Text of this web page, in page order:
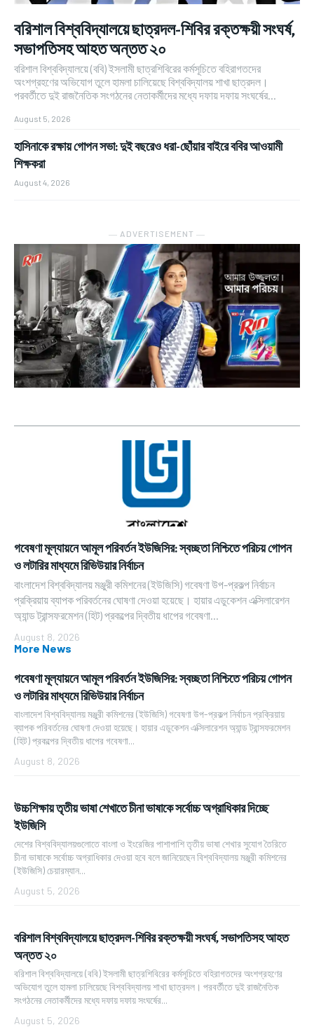
বরিশাল বিশ্ববিদ্যালয়ে ছাত্রদল-শিবির রক্তক্ষয়ী সংঘর্ষ,
সভাপতিসহ আহত অন্তত ২০
বরিশাল বিশ্ববিদ্যালয়ে (ববি) ইসলামী ছাত্রশিবিরের কর্মসূচিতে বহিরাগতদের
অংশগ্রহণের অভিযোগ তুলে হামলা চালিয়েছে বিশ্ববিদ্যালয় শাখা ছাত্রদল।
পরবর্তীতে দুই রাজনৈতিক সংগঠনের নেতাকর্মীদের মধ্যে দফায় দফায় সংঘর্ষের...
August 5, 2026
হাসিনাকে রক্ষায় গোপন সভা: দুই বছরেও ধরা-ছোঁয়ার বাইরে ববির আওয়ামী
শিক্ষকরা
August 4, 2026
― ADVERTISEMENT ―
গবেষণা মূল্যায়নে আমূল পরিবর্তন ইউজিসির: স্বচ্ছতা নিশ্চিতে পরিচয় গোপন
ও লটারির মাধ্যমে রিভিউয়ার নির্বাচন
বাংলাদেশ বিশ্ববিদ্যালয় মঞ্জুরী কমিশনের (ইউজিসি) গবেষণা উপ-প্রকল্প নির্বাচন
প্রক্রিয়ায় ব্যাপক পরিবর্তনের ঘোষণা দেওয়া হয়েছে। হায়ার এডুকেশন এক্সিলারেশন
অ্যান্ড ট্রান্সফরমেশন (হিট) প্রকল্পের দ্বিতীয় ধাপের গবেষণা...
August 8, 2026
More News
গবেষণা মূল্যায়নে আমূল পরিবর্তন ইউজিসির: স্বচ্ছতা নিশ্চিতে পরিচয় গোপন
ও লটারির মাধ্যমে রিভিউয়ার নির্বাচন
বাংলাদেশ বিশ্ববিদ্যালয় মঞ্জুরী কমিশনের (ইউজিসি) গবেষণা উপ-প্রকল্প নির্বাচন প্রক্রিয়ায়
ব্যাপক পরিবর্তনের ঘোষণা দেওয়া হয়েছে। হায়ার এডুকেশন এক্সিলারেশন অ্যান্ড ট্রান্সফরমেশন
(হিট) প্রকল্পের দ্বিতীয় ধাপের গবেষণা...
August 8, 2026
উচ্চশিক্ষায় তৃতীয় ভাষা শেখাতে চীনা ভাষাকে সর্বোচ্চ অগ্রাধিকার দিচ্ছে
ইউজিসি
দেশের বিশ্ববিদ্যালয়গুলোতে বাংলা ও ইংরেজির পাশাপাশি তৃতীয় ভাষা শেখার সুযোগ তৈরিতে
চীনা ভাষাকে সর্বোচ্চ অগ্রাধিকার দেওয়া হবে বলে জানিয়েছেন বিশ্ববিদ্যালয় মঞ্জুরী কমিশনের
(ইউজিসি) চেয়ারম্যান...
August 5, 2026
বরিশাল বিশ্ববিদ্যালয়ে ছাত্রদল-শিবির রক্তক্ষয়ী সংঘর্ষ, সভাপতিসহ আহত
অন্তত ২০
বরিশাল বিশ্ববিদ্যালয়ে (ববি) ইসলামী ছাত্রশিবিরের কর্মসূচিতে বহিরাগতদের অংশগ্রহণের
অভিযোগ তুলে হামলা চালিয়েছে বিশ্ববিদ্যালয় শাখা ছাত্রদল। পরবর্তীতে দুই রাজনৈতিক
সংগঠনের নেতাকর্মীদের মধ্যে দফায় দফায় সংঘর্ষের...
August 5, 2026